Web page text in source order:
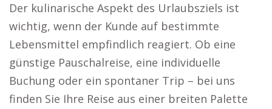
Der kulinarische Aspekt des Urlaubsziels ist
wichtig, wenn der Kunde auf bestimmte
Lebensmittel empfindlich reagiert. Ob eine
günstige Pauschalreise, eine individuelle
Buchung oder ein spontaner Trip – bei uns
finden Sie Ihre Reise aus einer breiten Palette